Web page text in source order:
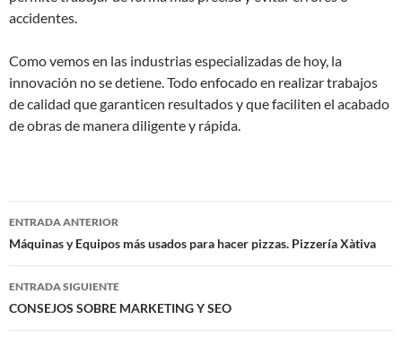
accidentes.
Como vemos en las industrias especializadas de hoy, la
innovación no se detiene. Todo enfocado en realizar trabajos
de calidad que garanticen resultados y que faciliten el acabado
de obras de manera diligente y rápida.
Navegación
de
entradas
ENTRADA ANTERIOR
Máquinas y Equipos más usados para hacer pizzas. Pizzería Xàtiva
ENTRADA SIGUIENTE
CONSEJOS SOBRE MARKETING Y SEO